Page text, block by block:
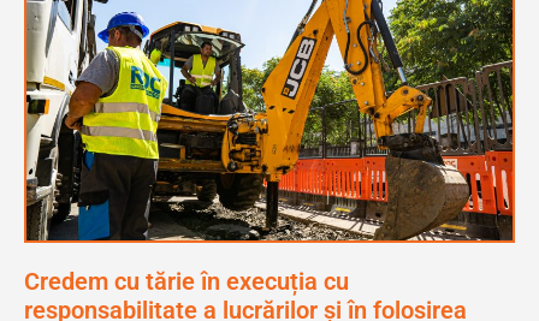
Credem cu tărie în execuția cu
responsabilitate a lucrărilor și în folosirea